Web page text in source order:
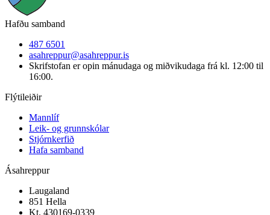
Hafðu samband
487 6501
asahreppur@asahreppur.is
Skrifstofan er opin mánudaga og miðvikudaga frá kl. 12:00 til
16:00.
Flýtileiðir
Mannlíf
Leik- og grunnskólar
Stjórnkerfið
Hafa samband
Ásahreppur
Laugaland
851 Hella
Kt. 430169-0339